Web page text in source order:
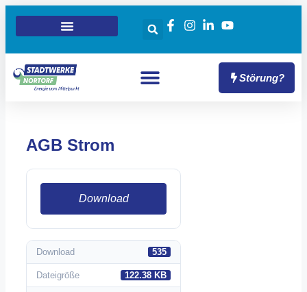
Störung?
AGB Strom
Download
Download 535
Dateigröße 122.38 KB